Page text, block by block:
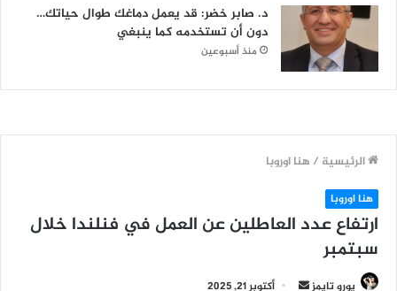
د. صابر خضر: قد يعمل دماغك طوال حياتك…
دون أن تستخدمه كما ينبغي
منذ أسبوعين